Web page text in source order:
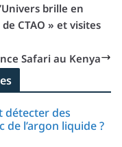
brille en
CTAO » et visites
Safari au Kenya
détecter des
de l’argon liquide ?